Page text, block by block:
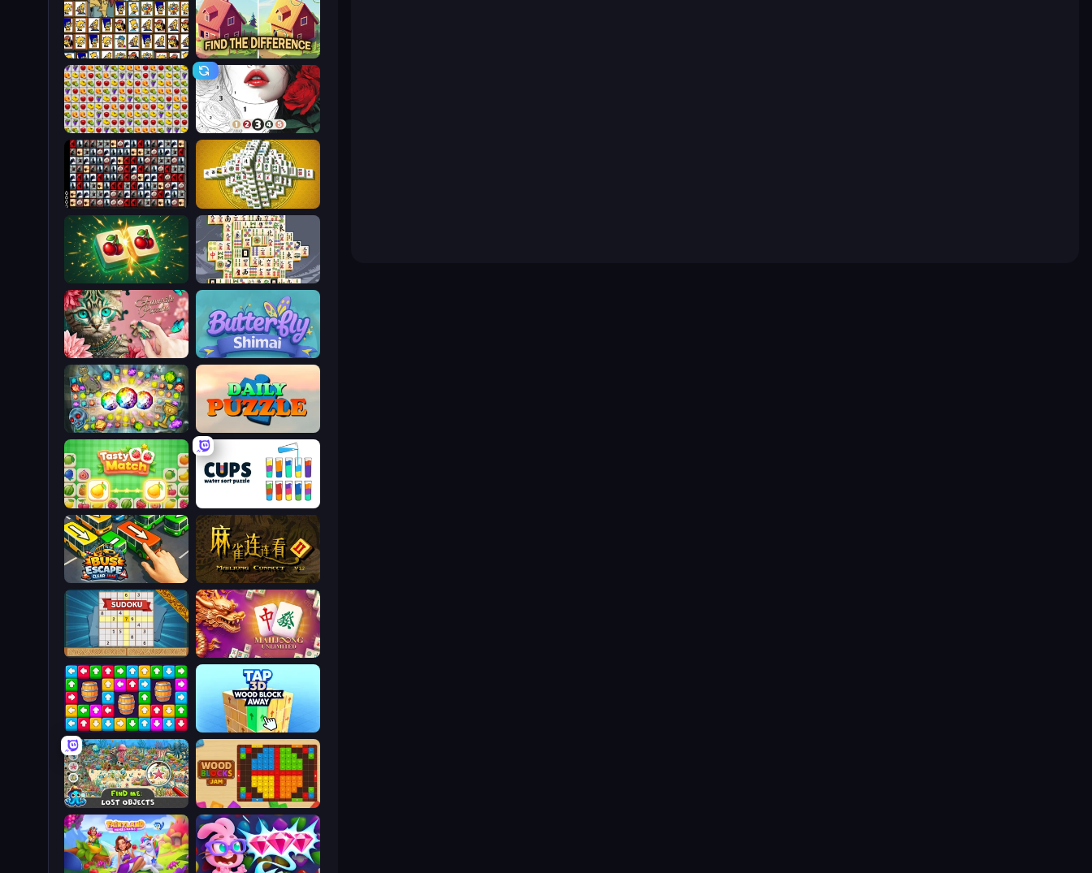
Find The Difference
Tiles of the Simpsons
Numicolor
Same Game Fruit Collapse
Mahjong Tower
War Mahjong
Mahjong Titans
Mahjong Puzzle: Tile Match
Butterfly Shimai
Favorite Puzzles
Daily Puzzle
Forgotten Treasure 2
Tasty Match: Mahjong Pairs
Bus Escape: Clear Jam
Mahjong Unlimited
Sudoku Online
Tap Away Story
Wood Blocks Jam
Find Me: Lost Objects